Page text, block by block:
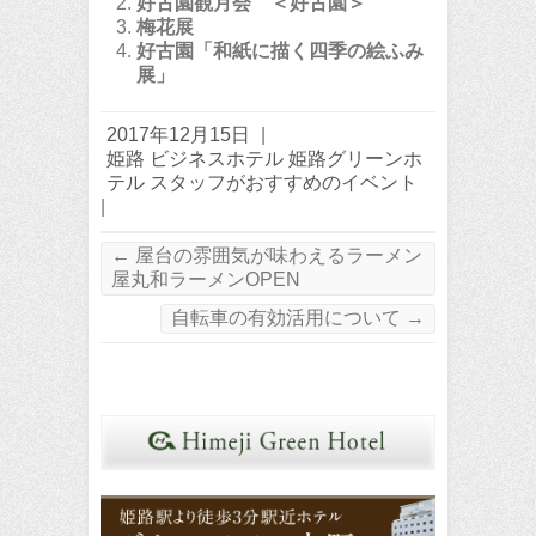
梅花展
好古園「和紙に描く四季の絵ふみ
展」
2017年12月15日
姫路 ビジネスホテル 姫路グリーンホ
テル スタッフがおすすめのイベント
← 屋台の雰囲気が味わえるラーメン
屋丸和ラーメンOPEN
自転車の有効活用について →